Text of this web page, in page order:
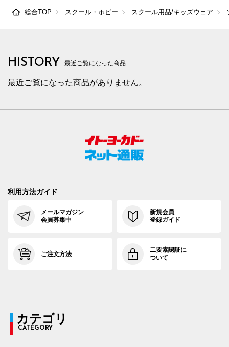
総合TOP スクール・ホビー スクール用品/キッズウェア
HISTORY 最近ご覧になった商品
最近ご覧になった商品がありません。
利用方法ガイド
メールマガジン
会員募集中
新規会員
登録ガイド
ご注文方法
二要素認証に
ついて
カテゴリ
CATEGORY